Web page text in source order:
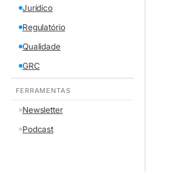
Jurídico
Regulatório
Qualidade
GRC
FERRAMENTAS
Newsletter
Podcast